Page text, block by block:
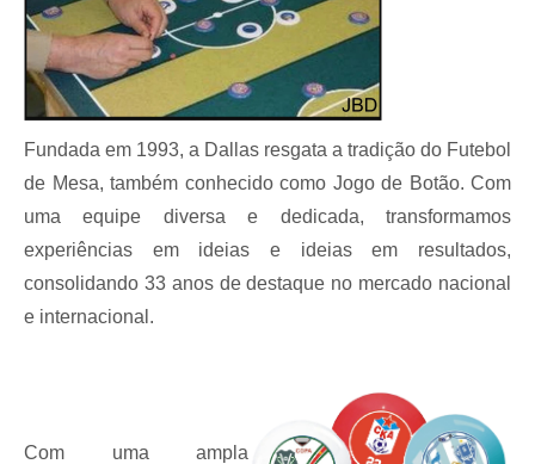
Fundada em 1993, a Dallas resgata a tradição do Futebol
de Mesa, também conhecido como Jogo de Botão. Com
uma equipe diversa e dedicada, transformamos
experiências em ideias e ideias em resultados,
consolidando 33 anos de destaque no mercado nacional
e internacional.
Com uma ampla